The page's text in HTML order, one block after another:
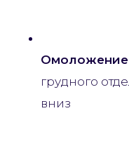
грудного
вниз